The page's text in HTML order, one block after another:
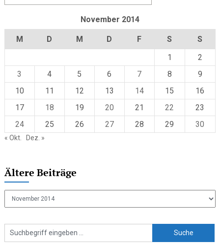
November 2014
M D M D F S
S
1
2
3
4 5 6 7 8
9
10
11 12 13 14 15
16
17
18 19 20 21 22
23
24
25 26 27 28 29 30
« Okt. Dez. »
Ältere Beiträge